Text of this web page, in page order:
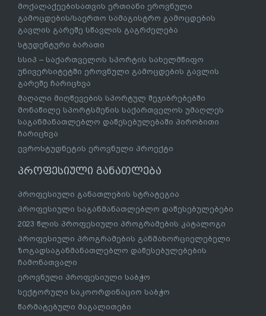
მოქალაქეებისათვის ერთიანი ეროვნული
გამოცდების/საერთო სამაგისტრო გამოცდების
გავლის გარეშე სწავლის გაგრძელება
სტუდენტური ბარათი
სსიპ – საქართველოს სპორტის სახელმწიფო
უნივერსიტეტში ეროვნული გამოცდების გავლის
გარეშე ჩარიცხვა
მაღალი მიღწევების სპორტულ შეჯიბრებებში
მონაწილე სპორტსმენის საქართველოს უმაღლეს
საგანმანათლებლო დაწესებულებაში პირობითი
ჩარიცხვა
ევროსტუდნეტის ეროვნული პროექტი
პროფესიული განათლება
პროფესიული განათლების სტრატეგია
პროფესიული საგანმანათლებლო დაწესებულებები
2023 წლის პროფესიული პროგრამების კატალოგი
პროფესიული პროგრამების განმახორციელებელი
ზოგადსაგანმანათლებლო დაწესებულებების
ჩამონათვალი
ეროვნული პროფესიული საბჭო
სექტორული საკოორდინაციო საბჭო
წარმატებული მაგალითები